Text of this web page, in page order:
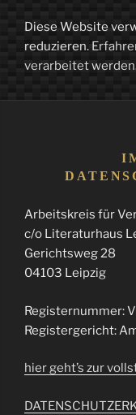
Diese Website
reduzieren.
verarbeitet
Arbeitskreis für
c/o Literaturhaus
Gerichtsweg 28
04103 Leipzig
Registernummer:
Registergericht:
hier geht’s zur